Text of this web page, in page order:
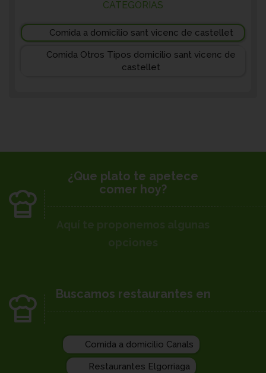
CATEGORIAS
Comida a domicilio sant vicenc de castellet
Comida Otros Tipos domicilio sant vicenc de
castellet
¿Que plato te apetece
comer hoy?
Buscamos restaurantes en
Comida a domicilio Canals
Restaurantes Elgorriaga